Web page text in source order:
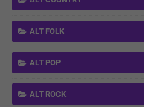
ALT FOLK
ALT POP
ALT ROCK